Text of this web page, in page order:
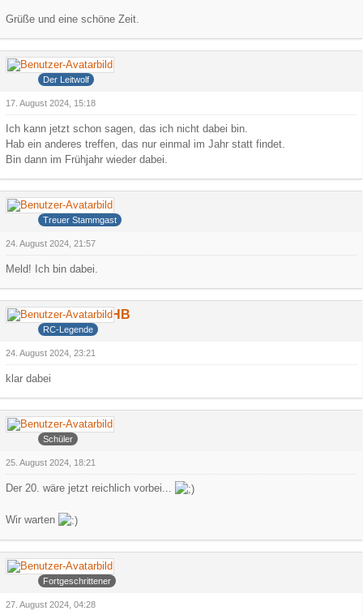
Grüße und eine schöne Zeit.
Grauer Wolf
Der Leitwolf
17. August 2024, 15:18
Ich kann jetzt schon sagen, das ich nicht dabei bin.
Hab ein anderes treffen, das nur einmal im Jahr statt findet.
Bin dann im Frühjahr wieder dabei.
Ollijolli
Treuer Stammgast
24. August 2024, 21:57
Meld! Ich bin dabei.
DerCamperHB
RC-Legende
24. August 2024, 23:21
klar dabei
Faroul
Schüler
25. August 2024, 18:21
Der 20. wäre jetzt reichlich vorbei...
Wir warten
Arowa
Fortgeschrittener
27. August 2024, 04:28